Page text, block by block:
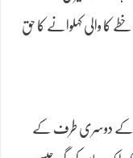
کا والی کہلوانے کا حق
کے دوسری طرف کے